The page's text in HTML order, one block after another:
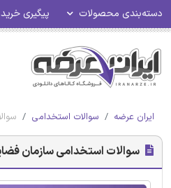
دسته‌بندی محصولات پیگیری خرید
ایران عرضه سوالات استخدامی
سوالات استخدامی سازمان